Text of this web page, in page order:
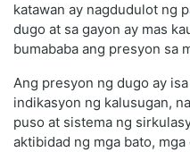
katawan ay nagdudulot ng
dugo at sa gayon ay mas
bumababa ang presyon sa
Ang presyon ng dugo ay
indikasyon ng kalusugan,
puso at sistema ng
aktibidad ng mga bato,